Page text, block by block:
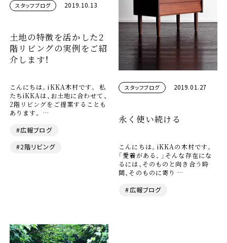
スタッフブログ 2019.10.13
土地の特徴を活かした2
階リビングの実例をご紹
介します！
こんにちは。iKKA木村です。 私
たちiKKAは、お土地に合わせて、
2階リビングをご提案することも
あります。 …
#広報ブログ
#2階リビング
スタッフブログ 2019.01.27
永く使い続ける
こんにちは。iKKAの木村です。
「愛着がある。」そんな存在にな
るには、そのものと向き合う時
間、そのものに寄り …
#広報ブログ